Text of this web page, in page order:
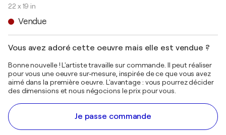
22 x 19 in
Vendue
Vous avez adoré cette oeuvre mais elle est vendue ?
Bonne nouvelle ! L'artiste travaille sur commande. Il peut réaliser
pour vous une oeuvre sur-mesure, inspirée de ce que vous avez
aimé dans la première oeuvre. L'avantage : vous pourrez décider
des dimensions et nous négocions le prix pour vous.
Je passe commande